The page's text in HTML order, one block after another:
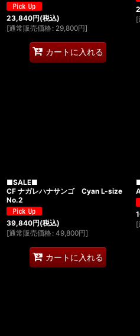
23,840円(税込)
[通常販売価格 : 29,800円]
カートに入れる
[
■SALE■
CF ナガレハナサンゴ Cyan L-size
No.2
39,840円(税込)
[通常販売価格 : 49,800円]
カートに入れる
[